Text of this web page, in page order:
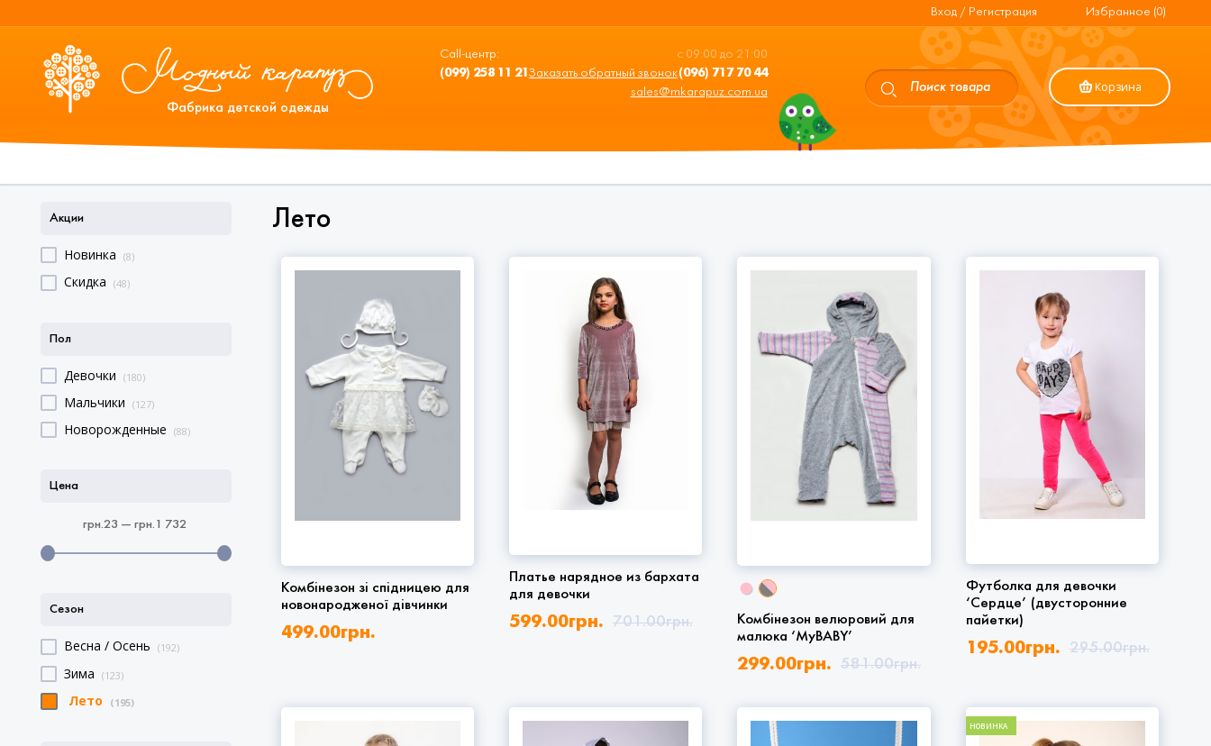
Вход / Регистрация Избранное (0)
Фабрика детской одежды
Call-центр:
с 09:00 до 21:00
(099) 258 11 21
(096) 717 70 44
Заказать обратный звонок
sales@mkarapuz.com.ua
Корзина
Акции
Новинка (8)
Скидка (48)
Пол
Девочки (180)
Мальчики (127)
Новорожденные (88)
Цена
грн.23 — грн.1 732
Сезон
Весна / Осень (192)
Зима (123)
Лето (195)
Лето
Комбінезон зі спідницею для
новонародженої дівчинки
499.00грн.
Платье нарядное из бархата
для девочки
701.00грн.
599.00грн.
Комбінезон велюровий для
малюка ‘MyBABY’
581.00грн.
299.00грн.
Футболка для девочки
‘Сердце’ (двусторонние
пайетки)
295.00грн.
195.00грн.
НОВИНКА